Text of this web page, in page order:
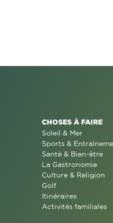
CHOSES À FAIRE
Soleil & Mer
Sports &
Santé & Bien-être
La Gastronomie
Culture & Religion
Golf
Itinéraires
Activités familiales